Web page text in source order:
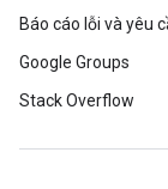
Báo cáo lỗi và yêu
Google Groups
Stack Overflow